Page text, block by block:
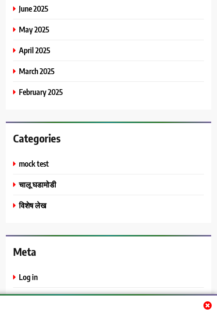
June 2025
May 2025
April 2025
March 2025
February 2025
Categories
mock test
चालू घडामोडी
विशेष लेख
Meta
Log in
Entries feed